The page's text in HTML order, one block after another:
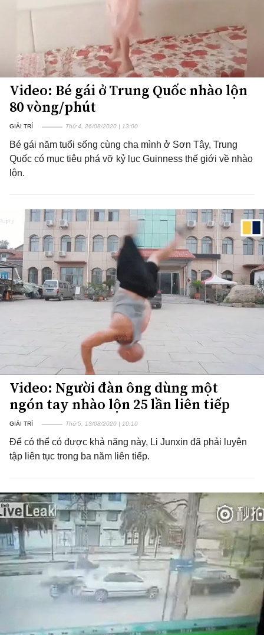
Video: Bé gái ở Trung Quốc nhào lộn
80 vòng/phút
GIẢI TRÍ Thứ 4, 26/08/2020 | 13:00
Bé gái năm tuổi sống cùng cha mình ở Sơn Tây, Trung
Quốc có mục tiêu phá vỡ kỷ lục Guinness thế giới về nhào
lộn.
Video: Người đàn ông dùng một
ngón tay nhào lộn 25 lần liên tiếp
GIẢI TRÍ Thứ 5, 13/08/2020 | 10:10
Để có thể có được khả năng này, Li Junxin đã phải luyện
tập liên tục trong ba năm liên tiếp.